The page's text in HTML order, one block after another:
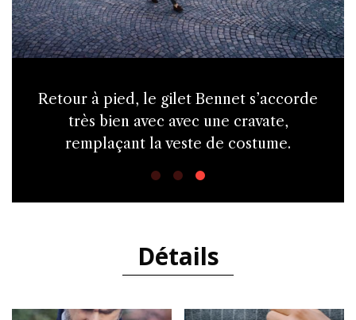
A porter ouvert quand le temps le
permet, il remplace facilement un blazer.
Détails